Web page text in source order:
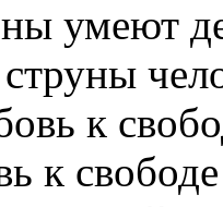
умеют
к
к